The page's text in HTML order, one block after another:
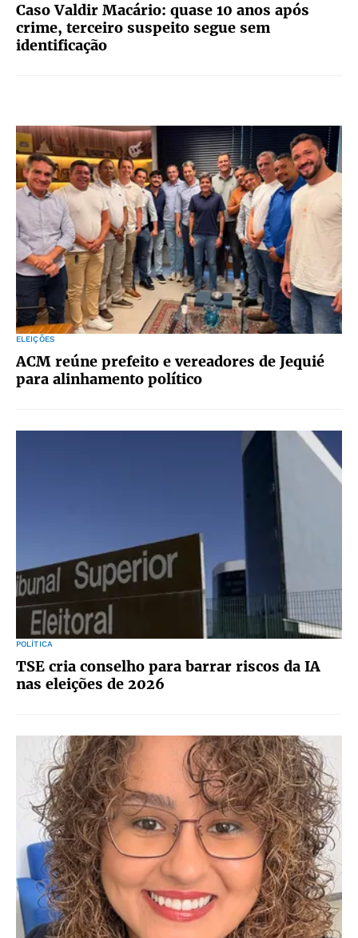
Caso Valdir Macário: quase 10 anos após
crime, terceiro suspeito segue sem
identificação
ELEIÇÕES
ACM reúne prefeito e vereadores de Jequié
para alinhamento político
POLÍTICA
TSE cria conselho para barrar riscos da IA
nas eleições de 2026